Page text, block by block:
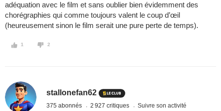
adéquation avec le film et sans oublier bien évidemment des
chorégraphies qui comme toujours valent le coup d’œil
(heureusement sinon le film serait une pure perte de temps).
1 2
stallonefan62
375 abonnés 2 927 critiques Suivre son activité